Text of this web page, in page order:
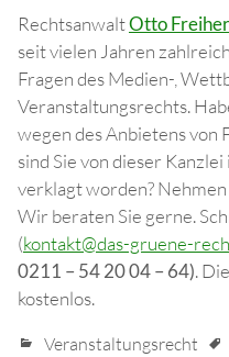
RechtsanwaltOtto
seit vielen Jahren
Fragen des Medien-,
Veranstaltungsrechts.
wegen des Anbietens von
sind Sie von dieser
verklagt worden?
Wir beraten Sie gerne.
(kontakt@das-gruene-
0211 – 54 20 04 – 64).
kostenlos.
Veranstaltungsrecht